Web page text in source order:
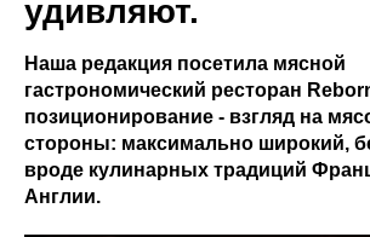
удивляют.
Наша редакция посетила мясной
гастрономический ресторан
позиционирование - взгляд на
стороны: максимально широкий,
вроде кулинарных традиций
Англии.